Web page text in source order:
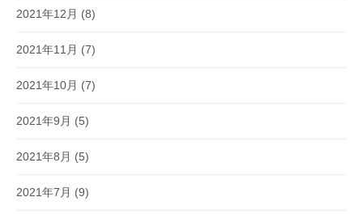
2021年12月 (8)
2021年11月 (7)
2021年10月 (7)
2021年9月 (5)
2021年8月 (5)
2021年7月 (9)